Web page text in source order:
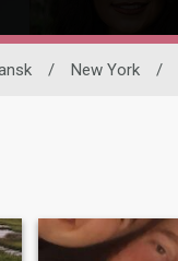
/ New York /